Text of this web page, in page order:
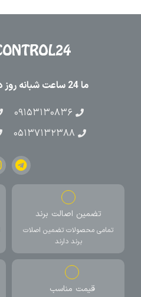
ما 24 ساعت شبانه روز در کنار شما هستیم
۰۹۱۵۳۱۳۰۸۳۶
۰۵۱۳۷۱۳۲۳۸۸
تضمین اصالت برند
تمامی محصولات تضمین اصلات
برند دارند
قیمت مناسب